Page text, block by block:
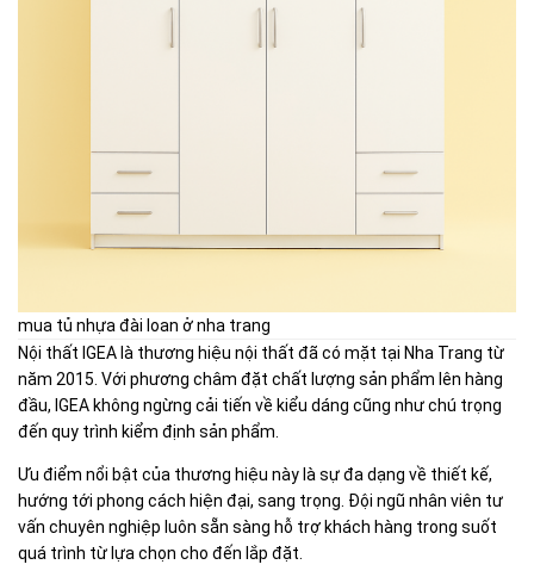
mua tủ nhựa đài loan ở nha trang
Nội thất IGEA là thương hiệu nội thất đã có mặt tại Nha Trang từ
năm 2015. Với phương châm đặt chất lượng sản phẩm lên hàng
đầu, IGEA không ngừng cải tiến về kiểu dáng cũng như chú trọng
đến quy trình kiểm định sản phẩm.
Ưu điểm nổi bật của thương hiệu này là sự đa dạng về thiết kế,
hướng tới phong cách hiện đại, sang trọng. Đội ngũ nhân viên tư
vấn chuyên nghiệp luôn sẵn sàng hỗ trợ khách hàng trong suốt
quá trình từ lựa chọn cho đến lắp đặt.